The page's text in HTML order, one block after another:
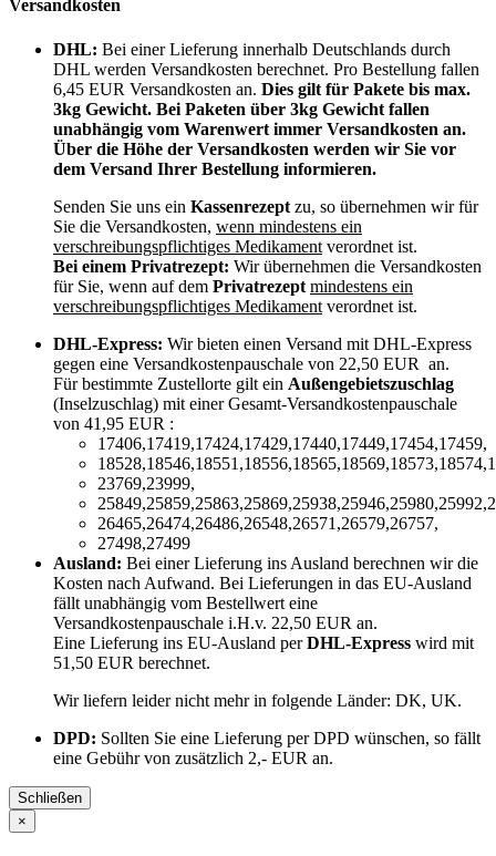
Versandkosten
DHL: Bei einer Lieferung innerhalb Deutschlands durch
DHL werden Versandkosten berechnet. Pro Bestellung fallen
6,45 EUR Versandkosten an. Dies gilt für Pakete bis max.
3kg Gewicht. Bei Paketen über 3kg Gewicht fallen
unabhängig vom Warenwert immer Versandkosten an.
Über die Höhe der Versandkosten werden wir Sie vor
dem Versand Ihrer Bestellung informieren.
Senden Sie uns ein Kassenrezept zu, so übernehmen wir für
Sie die Versandkosten, wenn mindestens ein
verschreibungspflichtiges Medikament verordnet ist.
Bei einem Privatrezept: Wir übernehmen die Versandkosten
für Sie, wenn auf dem Privatrezept mindestens ein
verschreibungspflichtiges Medikament verordnet ist.
DHL-Express: Wir bieten einen Versand mit DHL-Express
gegen eine Versandkostenpauschale von 22,50 EUR an.
Für bestimmte Zustellorte gilt ein Außengebietszuschlag
(Inselzuschlag) mit einer Gesamt-Versandkostenpauschale
von 41,95 EUR :
17406,17419,17424,17429,17440,17449,17454,17459,
23769,23999,
26465,26474,26486,26548,26571,26579,26757,
27498,27499
Ausland: Bei einer Lieferung ins Ausland berechnen wir die
Kosten nach Aufwand. Bei Lieferungen in das EU-Ausland
fällt unabhängig vom Bestellwert eine
Versandkostenpauschale i.H.v. 22,50 EUR an.
Eine Lieferung ins EU-Ausland perDHL-Express wird mit
51,50 EUR berechnet.
Wir liefern leider nicht mehr in folgende Länder: DK, UK.
DPD: Sollten Sie eine Lieferung per DPD wünschen, so fällt
eine Gebühr von zusätzlich 2,- EUR an.
Schließen
×